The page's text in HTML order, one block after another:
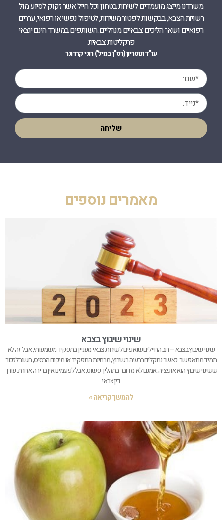
משרדנו מייצג מועמדים לשירות בטחון וכל חייל אשר זקוק לסיוע מול
רשויות הצבא, בבקשות לפטור משירות, לטיפול נפשי או רפואי, עררים
רפואיים ושאר הליכים צבאיים מנהליים. השותפים במשרד הינם יוצאי
פרקליטות צבאית.
עו”ד ונוטריון (רס”ן במיל’) רוני קרדונר
שליחה
מאמרים נוספים
שינוי שיבוץ בצבא
שינוי שיבוץ בצבא – רוב החיילים שואפים לשירות צבאי מעניין בתפקיד משמעותי, אבל זה לא
תמיד מתאפשר. כאשר נתקלים בבעיה בשיבוץ, מבחינת התפקיד או מיקום הבסיס, חשוב לזכור
ששינוי שיבוץ הוא אופציה. אמנם לא מדובר בתהליך פשוט, אבל לפעמים אין ברירה אחרת. עורך
דין צבאי
להמשך קריאה »